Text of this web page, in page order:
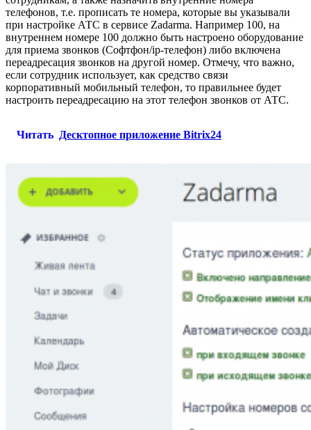
телефонов, т.е. прописать те номера, которые вы указывали
при настройке АТС в сервисе Zadarma. Например 100, на
внутреннем номере 100 должно быть настроено оборудование
для приема звонков (Софтфон/ip-телефон) либо включена
переадресация звонков на другой номер. Отмечу, что важно,
если сотрудник использует, как средство связи
корпоративный мобильный телефон, то правильнее будет
настроить переадресацию на этот телефон звонков от АТС.
Читать Десктопное приложение Bitrix24